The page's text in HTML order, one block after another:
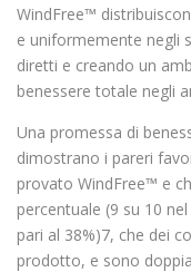
WindFree™
e uniformemente negli
diretti e creando un
benessere totale negli
Una promessa di
dimostrano i pareri
provato WindFree™ e
percentuale (9 su 10
pari al 38%)7, che dei
prodotto, e sono